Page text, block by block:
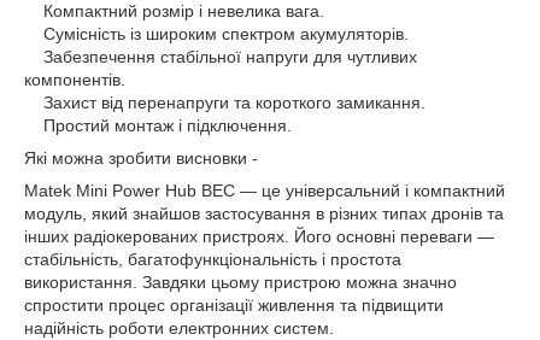
Компактний розмір і невелика вага.
Сумісність із широким спектром акумуляторів.
Забезпечення стабільної напруги для чутливих
компонентів.
Захист від перенапруги та короткого замикання.
Простий монтаж і підключення.
Які можна зробити висновки -
Matek Mini Power Hub BEC — це універсальний і компактний
модуль, який знайшов застосування в різних типах дронів та
інших радіокерованих пристроях. Його основні переваги —
стабільність, багатофункціональність і простота
використання. Завдяки цьому пристрою можна значно
спростити процес організації живлення та підвищити
надійність роботи електронних систем.